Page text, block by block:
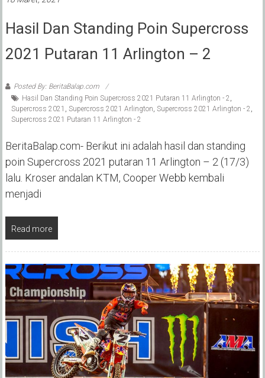
Hasil Dan Standing Poin Supercross
2021 Putaran 11 Arlington – 2
Posted By: BeritaBalap.com
Hasil Dan Standing Poin Supercross 2021 Putaran 11 Arlington - 2
Supercross 2021
Supercross 2021 Arlington Supercross 2021 Arlington - 2
Supercross 2021 Putaran 11 Arlington - 2
BeritaBalap.com- Berikut ini adalah hasil dan standing
poin Supercross 2021 putaran 11 Arlington – 2 (17/3)
lalu. Kroser andalan KTM, Cooper Webb kembali
menjadi
Read more